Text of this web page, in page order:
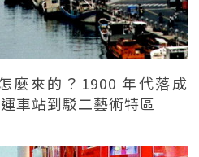
麼來的？1900 年代落成
車站到駁二藝術特區